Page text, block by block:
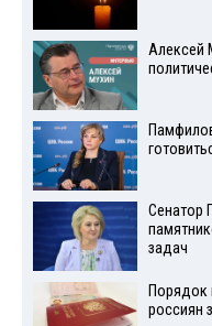
Алексей
Сенатор
задач
Порядок
россиян